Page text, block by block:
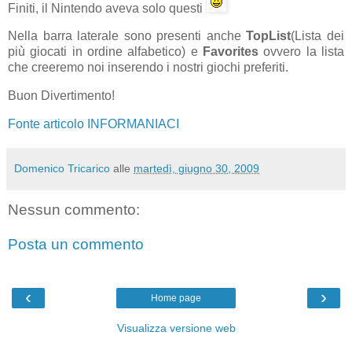
Finiti, il Nintendo aveva solo questi
Nella barra laterale sono presenti ancheTopList(Lista dei
più giocati in ordine alfabetico) e Favorites ovvero la lista
che creeremo noi inserendo i nostri giochi preferiti.
Buon Divertimento!
Fonte articolo INFORMANIACI
Domenico Tricarico alle martedì, giugno 30, 2009
Nessun commento:
Posta un commento
‹ ›
Home page
Visualizza versione web